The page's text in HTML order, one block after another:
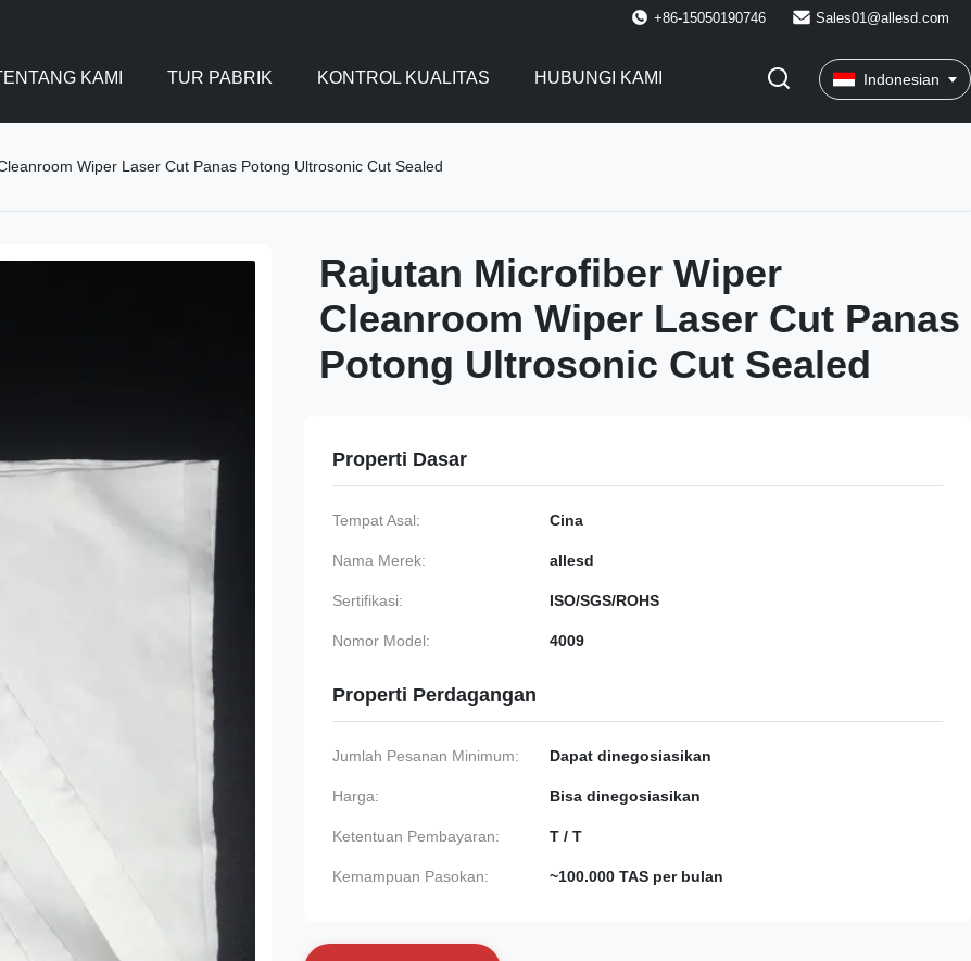
+86-15050190746 Sales01@allesd.com
KAMI TUR PABRIK KONTROL KUALITAS HUBUNGI KAMI Indonesian
Wiper Laser Cut Panas Potong Ultrosonic Cut Sealed
Rajutan Microfiber Wiper
Cleanroom Wiper Laser Cut Panas
Potong Ultrosonic Cut Sealed
Properti Dasar
Tempat Asal: Cina
Nama Merek: allesd
Sertifikasi: ISO/SGS/ROHS
Nomor Model: 4009
Properti Perdagangan
Jumlah Pesanan Minimum: Dapat dinegosiasikan
Harga: Bisa dinegosiasikan
Ketentuan Pembayaran: T / T
Kemampuan Pasokan: ~100.000 TAS per bulan